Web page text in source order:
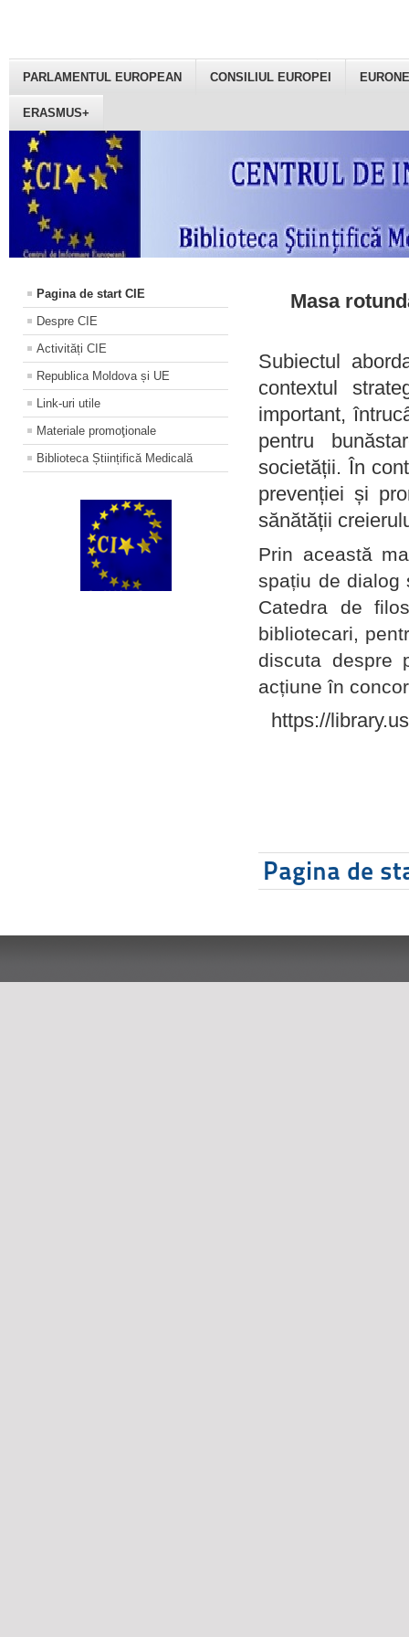
PARLAMENTUL EUROPEAN CONSILIUL EUROPEI
ERASMUS+
Pagina de start CIE
Despre CIE
Activități CIE
Republica Moldova și UE
Link-uri utile
Materiale promoţionale
Biblioteca Științifică Medicală
Masa
Subiectul
contextul
important,
pentru
societății. În
prevenției și
sănătății
Prin această
spațiu de dialog
Catedra de
bibliotecari,
discuta despre
acțiune în
https://
Pagina de